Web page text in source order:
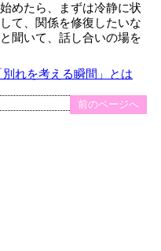
めたら、まずは冷静に状
て、関係を修復したいな
聞いて、話し合いの場を
れを考える瞬間」とは
前のページへ